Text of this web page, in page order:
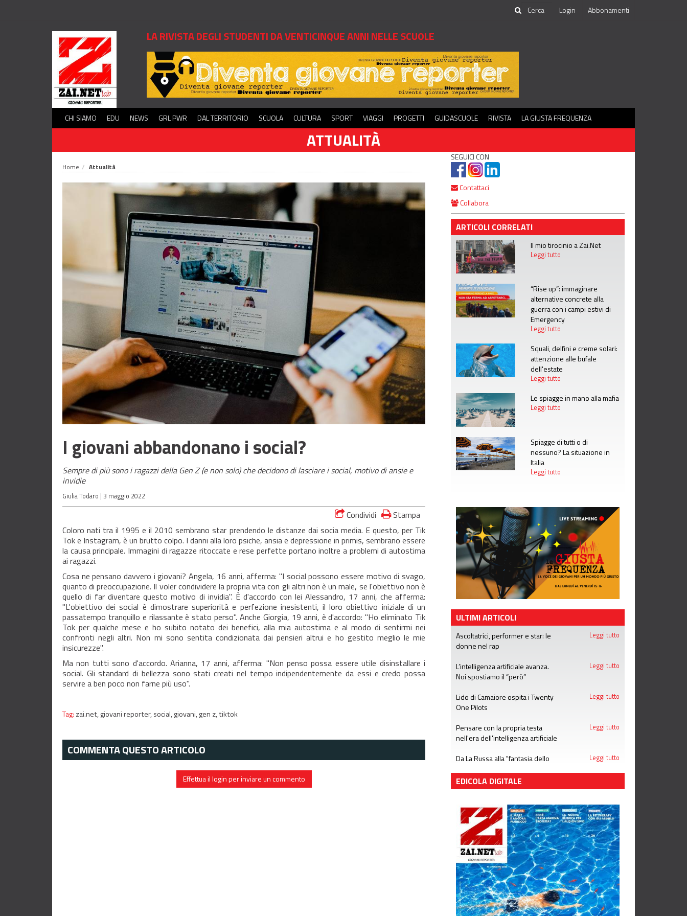
Login Abbonamenti
LA RIVISTA DEGLI STUDENTI DA VENTICINQUE ANNI NELLE SCUOLE
CHI SIAMO EDU NEWS GRL PWR DAL TERRITORIO SCUOLA CULTURA SPORT VIAGGI PROGETTI GUIDASCUOLE RIVISTA LA GIUSTA FREQUENZA
ATTUALITÀ
Home Attualità
I giovani abbandonano i social?
Sempre di più sono i ragazzi della Gen Z (e non solo) che decidono di lasciare i social, motivo di ansie e
invidie
Giulia Todaro | 3 maggio 2022
Condividi
Stampa
Coloro nati tra il 1995 e il 2010 sembrano star prendendo le distanze dai socia media. E questo, per Tik
Tok e Instagram, è un brutto colpo. I danni alla loro psiche, ansia e depressione in primis, sembrano essere
la causa principale. Immagini di ragazze ritoccate e rese perfette portano inoltre a problemi di autostima
ai ragazzi.
Cosa ne pensano davvero i giovani? Angela, 16 anni, afferma: "I social possono essere motivo di svago,
quanto di preoccupazione. Il voler condividere la propria vita con gli altri non è un male, se l'obiettivo non è
quello di far diventare questo motivo di invidia". È d'accordo con lei Alessandro, 17 anni, che afferma:
"L'obiettivo dei social è dimostrare superiorità e perfezione inesistenti, il loro obiettivo iniziale di un
passatempo tranquillo e rilassante è stato perso". Anche Giorgia, 19 anni, è d'accordo: "Ho eliminato Tik
Tok per qualche mese e ho subito notato dei benefici, alla mia autostima e al modo di sentirmi nei
confronti negli altri. Non mi sono sentita condizionata dai pensieri altrui e ho gestito meglio le mie
insicurezze".
Ma non tutti sono d'accordo. Arianna, 17 anni, afferma: "Non penso possa essere utile disinstallare i
social. Gli standard di bellezza sono stati creati nel tempo indipendentemente da essi e credo possa
servire a ben poco non farne più uso".
Tag: zai.net,giovani reporter,social,giovani,gen z,tiktok
COMMENTA QUESTO ARTICOLO
Effettua il login per inviare un commento
SEGUICI CON
Contattaci
Collabora
ARTICOLI CORRELATI
Il mio tirocinio a Zai.Net
Leggi tutto
“Rise up”: immaginare
alternative concrete alla
guerra con i campi estivi di
Emergency
Leggi tutto
Squali, delfini e creme solari:
attenzione alle bufale
dell'estate
Leggi tutto
Le spiagge in mano alla mafia
Leggi tutto
Spiagge di tutti o di
nessuno? La situazione in
Italia
Leggi tutto
ULTIMI ARTICOLI
Ascoltatrici, performer e star: le
donne nel rap
Leggi tutto
L’intelligenza artificiale avanza.
Noi spostiamo il “però”
Leggi tutto
Lido di Camaiore ospita i Twenty
One Pilots
Leggi tutto
Pensare con la propria testa
nell'era dell'intelligenza artificiale
Leggi tutto
Da La Russa alla "fantasia dello
meritano
Leggi tutto
EDICOLA DIGITALE